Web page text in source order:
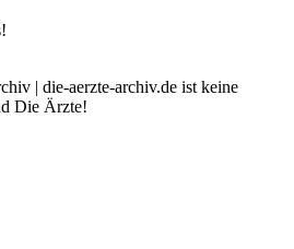
| die-aerzte-archiv.de ist keine
Die Ärzte!